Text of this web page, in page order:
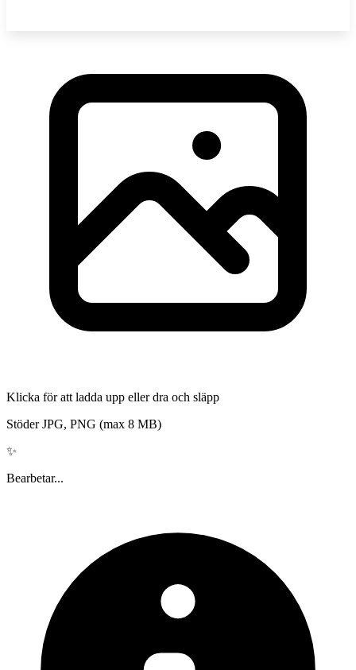
Klicka för att ladda upp eller dra och släpp
Stöder JPG, PNG (max 8 MB)
✨
Bearbetar...